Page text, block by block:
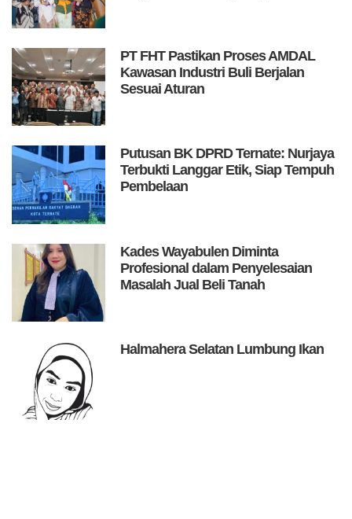
PT FHT Pastikan Proses AMDAL
Kawasan Industri Buli Berjalan
Sesuai Aturan
Putusan BK DPRD Ternate: Nurjaya
Terbukti Langgar Etik, Siap Tempuh
Pembelaan
Kades Wayabulen Diminta
Profesional dalam Penyelesaian
Masalah Jual Beli Tanah
Halmahera Selatan Lumbung Ikan